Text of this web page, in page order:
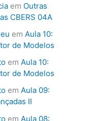
em Outras
CBERS 04A
em Aula 10:
de Modelos
em Aula 10:
de Modelos
em Aula 09:
II
em Aula 08: